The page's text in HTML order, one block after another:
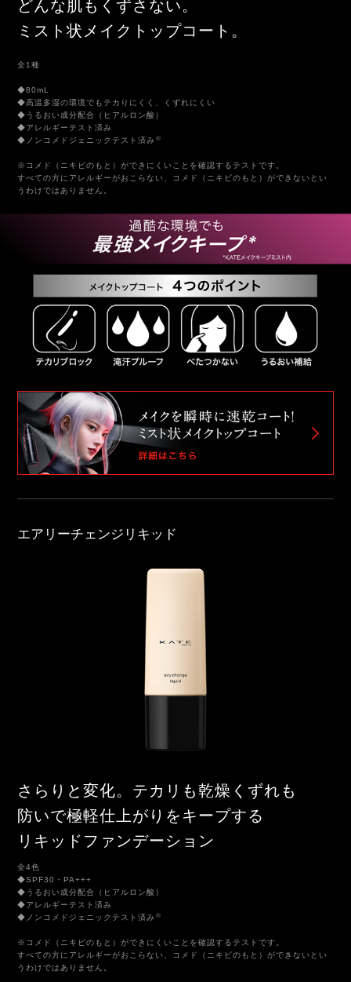
どんな肌もくずさない。
ミスト状メイクトップコート。
全1種
◆80mL
◆高温多湿の環境でもテカりにくく、くずれにくい
◆うるおい成分配合（ヒアルロン酸）
◆アレルギーテスト済み
◆ノンコメドジェニックテスト済み ※
※コメド（ニキビのもと）ができにくいことを確認するテストです。
すべての方にアレルギーがおこらない、コメド（ニキビのもと）ができないとい
うわけではありません。
エアリーチェンジリキッド
さらりと変化。 テカリも乾燥くずれも
防いで極軽仕上がりをキープする
リキッドファンデーション
全4色
◆SPF30・PA+++
◆うるおい成分配合（ヒアルロン酸）
◆アレルギーテスト済み
◆ノンコメドジェニックテスト済み ※
※コメド（ニキビのもと）ができにくいことを確認するテストです。
すべての方にアレルギーがおこらない、コメド（ニキビのもと）ができないとい
うわけではありません。